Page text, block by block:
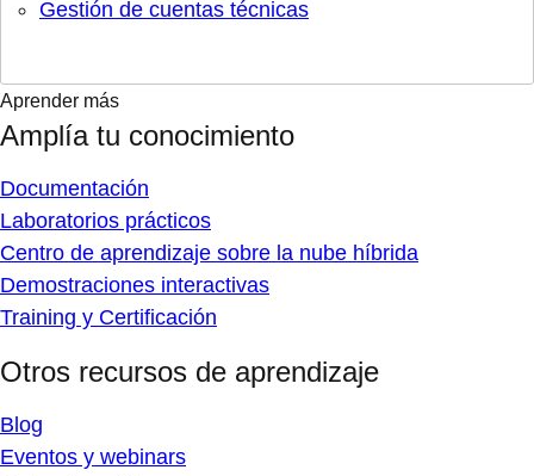
Gestión de cuentas técnicas
Aprender más
Amplía tu conocimiento
Documentación
Laboratorios prácticos
Centro de aprendizaje sobre la nube híbrida
Demostraciones interactivas
Training y Certificación
Otros recursos de aprendizaje
Blog
Eventos y webinars